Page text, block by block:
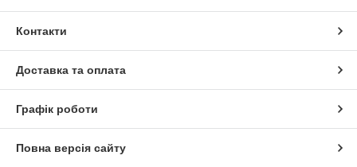
Контакти
Доставка та оплата
Графік роботи
Повна версія сайту